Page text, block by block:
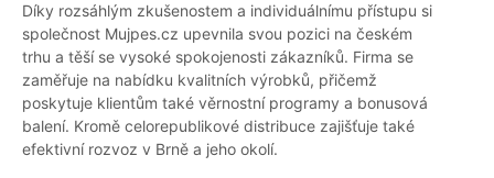
Díky rozsáhlým zkušenostem a individuálnímu přístupu si
společnost Mujpes.cz upevnila svou pozici na českém
trhu a těší se vysoké spokojenosti zákazníků. Firma se
zaměřuje na nabídku kvalitních výrobků, přičemž
poskytuje klientům také věrnostní programy a bonusová
balení. Kromě celorepublikové distribuce zajišťuje také
efektivní rozvoz v Brně a jeho okolí.